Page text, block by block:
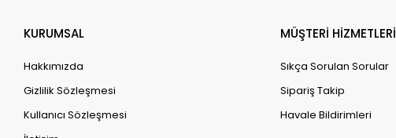
KURUMSAL
Hakkımızda
Gizlilik Sözleşmesi
Kullanıcı Sözleşmesi
MÜŞTERİ HİZMETLERİ
Sıkça Sorulan Sorular
Sipariş Takip
Havale Bildirimleri